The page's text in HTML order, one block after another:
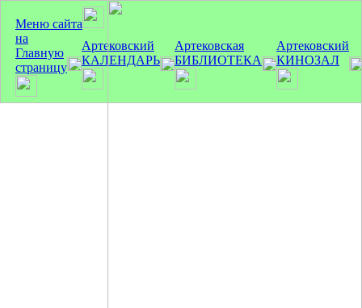
Меню сайта
на
Главную
страницу
Артековский
КАЛЕНДАРЬ
Артековская
БИБЛИОТЕКА
Артековский
КИНОЗАЛ